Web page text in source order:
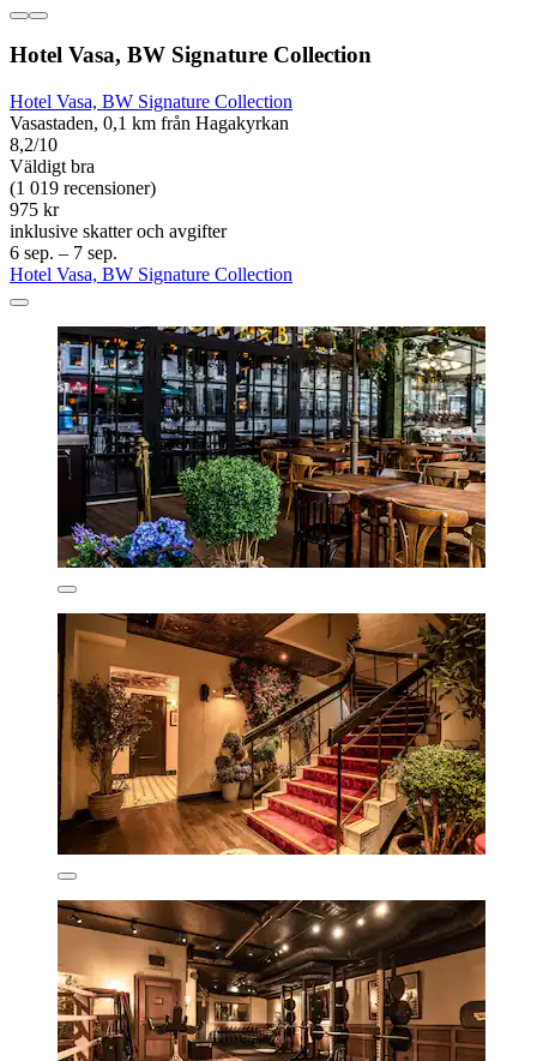
Hotel Vasa, BW Signature Collection
Hotel Vasa, BW Signature Collection
Vasastaden, 0,1 km från Hagakyrkan
8,2/10
Väldigt bra
(1 019 recensioner)
975 kr
inklusive skatter och avgifter
6 sep. – 7 sep.
Hotel Vasa, BW Signature Collection